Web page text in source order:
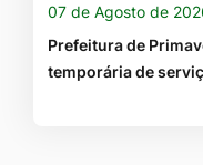
07 de Agosto de
Prefeitura de
temporária de